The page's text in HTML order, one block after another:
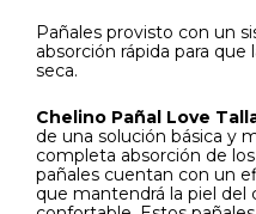
Pañales provisto con un
absorción rápida para
seca.
Chelino Pañal Love
de una solución básica y
completa absorción de
pañales cuentan con un
que mantendrá la piel